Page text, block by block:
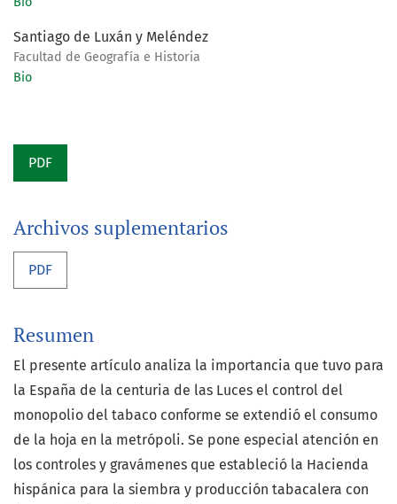
Santiago de Luxán y Meléndez
Facultad de Geografía e Historia
Bio
PDF
Archivos suplementarios
PDF
Resumen
El presente artículo analiza la importancia que tuvo para
la España de la centuria de las Luces el control del
monopolio del tabaco conforme se extendió el consumo
de la hoja en la metrópoli. Se pone especial atención en
los controles y gravámenes que estableció la Hacienda
hispánica para la siembra y producción tabacalera con